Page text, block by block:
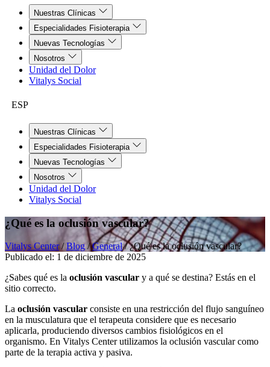
Nuestras Clínicas
Especialidades Fisioterapia
Nuevas Tecnologías
Nosotros
Unidad del Dolor
Vitalys Social
ESP
Nuestras Clínicas
Especialidades Fisioterapia
Nuevas Tecnologías
Nosotros
Unidad del Dolor
Vitalys Social
¿Qué es la oclusión vascular?
Vitalys Center / Blog / General /¿Qué es la oclusión vascular?
Publicado el: 1 de diciembre de 2025
¿Sabes qué es la oclusión vascular y a qué se destina? Estás en el
sitio correcto.
La oclusión vascular consiste en una restricción del flujo sanguíneo
en la musculatura que el terapeuta considere que es necesario
aplicarla, produciendo diversos cambios fisiológicos en el
organismo. En Vitalys Center utilizamos la oclusión vascular como
parte de la terapia activa y pasiva.